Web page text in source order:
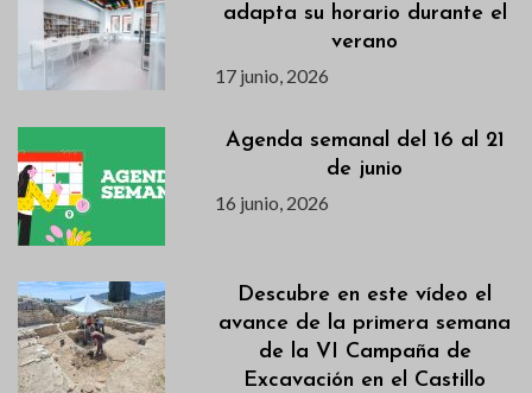
adapta su horario durante el
verano
17 junio, 2026
Agenda semanal del 16 al 21
de junio
16 junio, 2026
Descubre en este vídeo el
avance de la primera semana
de la VI Campaña de
Excavación en el Castillo